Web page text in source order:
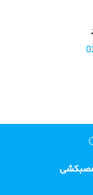
عصبکشی